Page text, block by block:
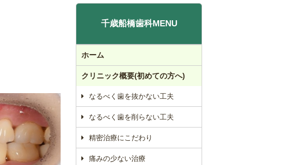
千歳船橋歯科MENU
ホーム
クリニック概要(初めての方へ)
なるべく歯を抜かない工夫
なるべく歯を削らない工夫
精密治療にこだわり
痛みの少ない治療